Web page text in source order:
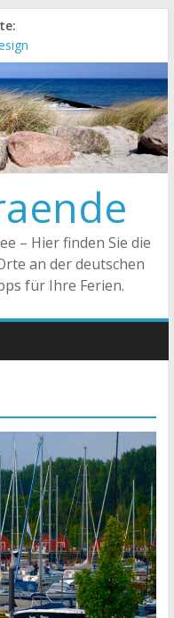
Online-Shop
Schleswig-Holstein
Vorpommern
– Hier finden Sie die
an der deutschen
für Ihre Ferien.